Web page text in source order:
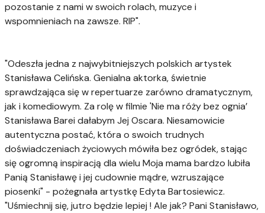
pozostanie z nami w swoich rolach, muzyce i
wspomnieniach na zawsze. RIP".
"Odeszła jedna z najwybitniejszych polskich artystek
Stanisława Celińska. Genialna aktorka, świetnie
sprawdzająca się w repertuarze zarówno dramatycznym,
jak i komediowym. Za rolę w filmie 'Nie ma róży bez ognia’
Stanisława Barei dałabym Jej Oscara. Niesamowicie
autentyczna postać, która o swoich trudnych
doświadczeniach życiowych mówiła bez ogródek, stając
się ogromną inspiracją dla wielu Moja mama bardzo lubiła
Panią Stanisławę i jej cudownie mądre, wzruszające
piosenki" - pożegnała artystkę Edyta Bartosiewicz.
"Uśmiechnij się, jutro będzie lepiej ! Ale jak? Pani Stanisławo,